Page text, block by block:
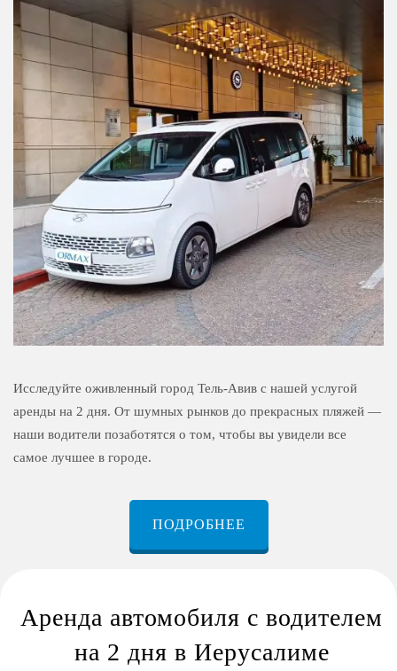
Исследуйте оживленный город Тель-Авив с нашей услугой
аренды на 2 дня. От шумных рынков до прекрасных пляжей —
наши водители позаботятся о том, чтобы вы увидели все
самое лучшее в городе.
ПОДРОБНЕЕ
Аренда автомобиля с водителем
на 2 дня в Иерусалиме